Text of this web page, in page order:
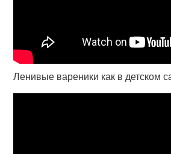
Ленивые вареники как в детском